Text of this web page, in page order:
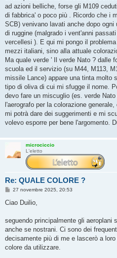
ad azioni belliche, forse gli M109
di fabbrica' o poco più . Ricordo che i
SCB) venivano lavati anche dopo
di ruggine (malgrado i vent'anni
vercellesi ). E qui mi pongo il
mezzi italiani, sino alla attuale
Ma quale verde ' Il verde Nato ? dalle
scuola ed il servizio (su M44, M113,
missile Lance) appare una tinta molto
tipo di oliva di cui mi sfugge il nome.
devo fare un miscuglio (es. verde
l'aerografo per la colorazione
mi potrà dare dei suggerimenti e mi
volevo esporre per bene l'argomento.
microciccio
L'eletto
Re: QUALE COLORE ?
M
s
g
g
i
o
27 novembre 2025, 20:53
Ciao Duilio,
seguendo principalmente gli aeroplani
anche se nostrani. Ci sono dei
decisamente più di me e lascerò a
colore da utilizzare.